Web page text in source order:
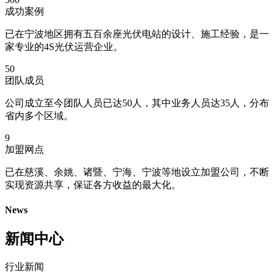
成功案例
已在宁波地区拥有五百余座光伏电站的设计、施工经验，是一
家专业的4S光伏运营企业。
50
团队成员
公司成立至今团队人员已达50人，其中业务人员达35人，分布
省内多个区域。
9
加盟网点
已在慈溪、余姚、诸暨、宁海、宁波等地设立加盟公司，不断
实现资源共享，保证各方收益的最大化。
News
新闻中心
行业新闻